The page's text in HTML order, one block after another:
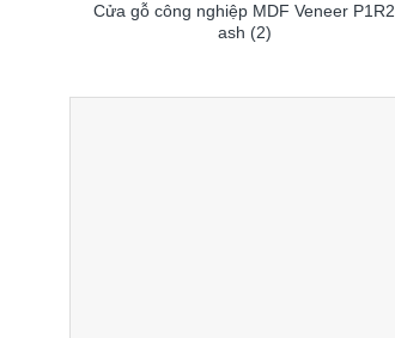
Cửa gỗ công nghiệp MDF Veneer P1R2
ash (2)